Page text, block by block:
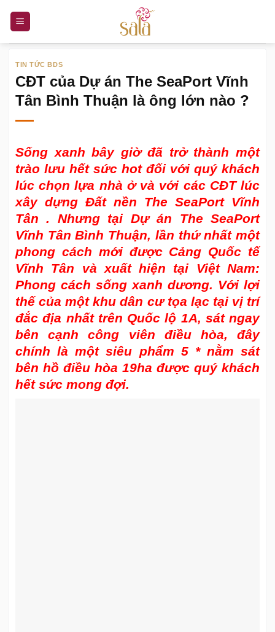
nội
TIN TỨC BDS
CĐT của Dự án The SeaPort Vĩnh
Tân Bình Thuận là ông lớn nào ?
Sống xanh bây giờ đã trở thành một
trào lưu hết sức hot đối với quý khách
lúc chọn lựa nhà ở và với các CĐT lúc
xây dựng Đất nền The SeaPort Vĩnh
Tân . Nhưng tại Dự án The SeaPort
Vĩnh Tân Bình Thuận, lần thứ nhất một
phong cách mới được Cảng Quốc tế
Vĩnh Tân và xuất hiện tại Việt Nam:
Phong cách sống xanh dương. Với lợi
thế của một khu dân cư tọa lạc tại vị trí
đắc địa nhất trên Quốc lộ 1A, sát ngay
bên cạnh công viên điều hòa, đây
chính là một siêu phẩm 5 * nằm sát
bên hồ điều hòa 19ha được quý khách
hết sức mong đợi.